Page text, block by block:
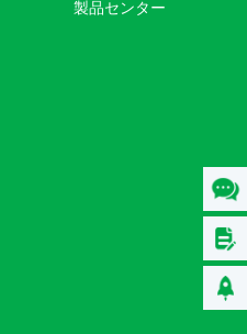
製品センター